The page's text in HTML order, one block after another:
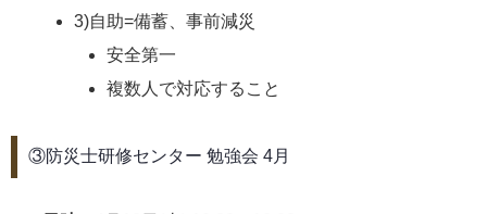
3)自助=備蓄、事前減災
安全第一
複数人で対応すること
③防災士研修センター 勉強会 4月